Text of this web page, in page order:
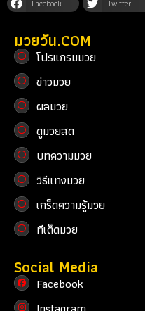
Facebook Twitter
มวยวัน.COM
โปรแกรมมวย
ข่าวมวย
ผลมวย
ดูมวยสด
บทความมวย
วิธีแทงมวย
เกร็ดความรู้มวย
ทีเด็ดมวย
Social Media
Facebook